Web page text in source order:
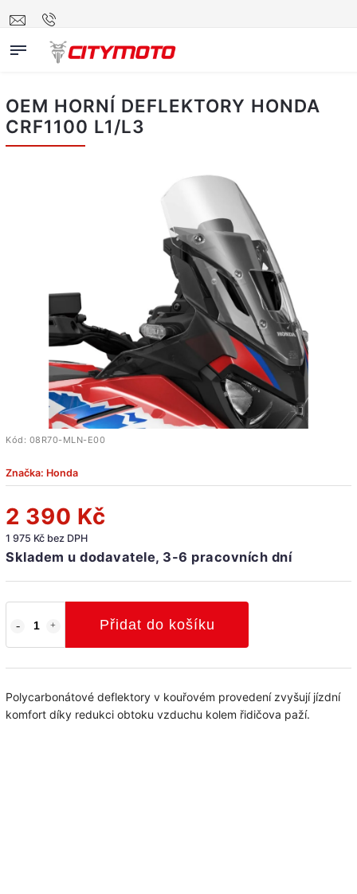
OEM HORNÍ DEFLEKTORY HONDA
CRF1100 L1/L3
Kód: 08R70-MLN-E00
Značka: Honda
2 390 Kč
1 975 Kč bez DPH
Skladem u dodavatele, 3-6 pracovních dní
Přidat do košíku
Polycarbonátové deflektory v kouřovém provedení zvyšují jízdní
komfort díky redukci obtoku vzduchu kolem řidičova paží.